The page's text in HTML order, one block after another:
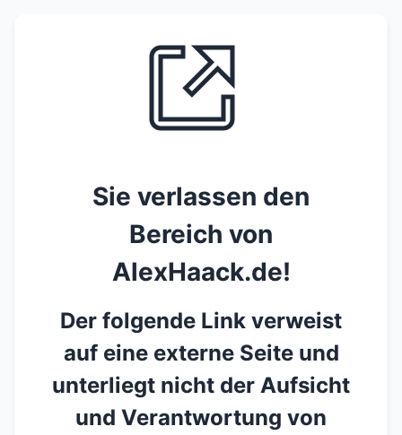
Sie verlassen den
Bereich von
AlexHaack.de!
Der folgende Link verweist
auf eine externe Seite und
unterliegt nicht der Aufsicht
und Verantwortung von